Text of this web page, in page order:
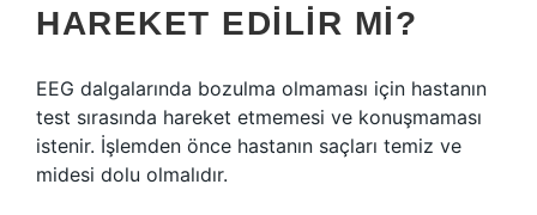
HAREKET EDILIR MI?
EEG dalgalarında bozulma olmaması için hastanın
test sırasında hareket etmemesi ve konuşmaması
istenir. İşlemden önce hastanın saçları temiz ve
midesi dolu olmalıdır.